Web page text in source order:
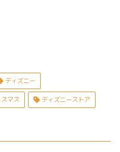
ディズニー
マス ディズニーストア